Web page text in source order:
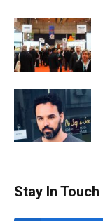
Stay In Touch